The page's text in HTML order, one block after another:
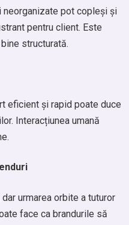
neorganizate pot copleși și
pentru client. Este
structurată.
eficient și rapid poate duce
Interacțiunea umană
urmarea orbite a tuturor
face ca brandurile să